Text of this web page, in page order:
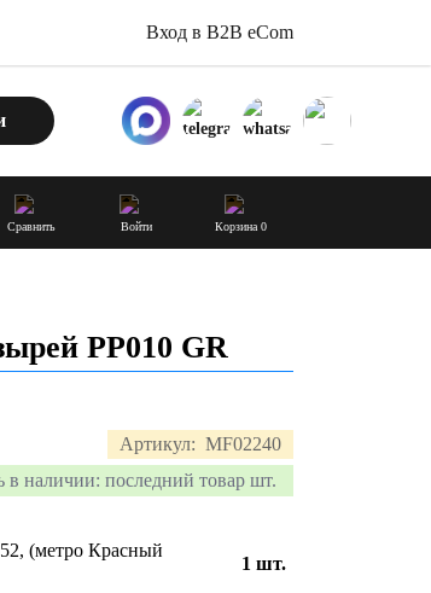
Вход в B2B eCom
Сравнить Войти Корзина 0
PP010 GR
Артикул: MF02240
в наличии: последний товар шт.
(метро Красный
1 шт.